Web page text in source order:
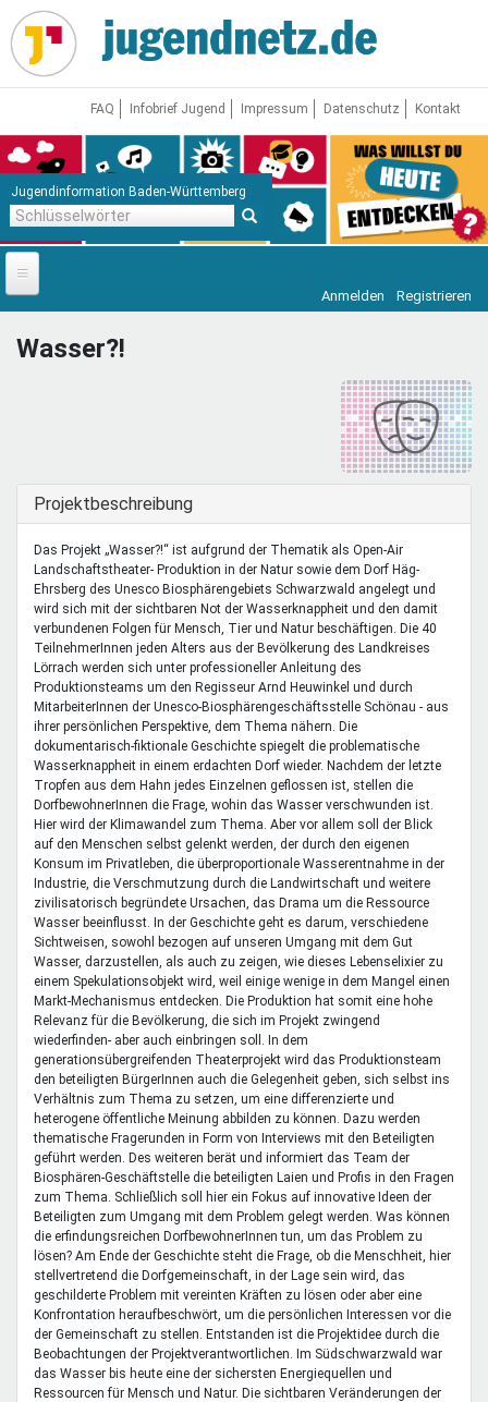
Direkt
zum
Inhalt
FAQ Infobrief Jugend Impressum Datenschutz Kontakt
Jugendinformation Baden-Württemberg
Startseite
News
Mentoren & Projekte
Schule & Beruf
Demokratie & Beteiligung
Anmelden Registrieren
Wasser?!
Ausblenden
Projektbeschreibung
Das Projekt „Wasser?!“ ist aufgrund der Thematik als Open-Air
Landschaftstheater- Produktion in der Natur sowie dem Dorf Häg-
Ehrsberg des Unesco Biosphärengebiets Schwarzwald angelegt und
wird sich mit der sichtbaren Not der Wasserknappheit und den damit
verbundenen Folgen für Mensch, Tier und Natur beschäftigen. Die 40
TeilnehmerInnen jeden Alters aus der Bevölkerung des Landkreises
Lörrach werden sich unter professioneller Anleitung des
Produktionsteams um den Regisseur Arnd Heuwinkel und durch
MitarbeiterInnen der Unesco-Biosphärengeschäftsstelle Schönau - aus
ihrer persönlichen Perspektive, dem Thema nähern. Die
dokumentarisch-fiktionale Geschichte spiegelt die problematische
Wasserknappheit in einem erdachten Dorf wieder. Nachdem der letzte
Tropfen aus dem Hahn jedes Einzelnen geflossen ist, stellen die
DorfbewohnerInnen die Frage, wohin das Wasser verschwunden ist.
Hier wird der Klimawandel zum Thema. Aber vor allem soll der Blick
auf den Menschen selbst gelenkt werden, der durch den eigenen
Konsum im Privatleben, die überproportionale Wasserentnahme in der
Industrie, die Verschmutzung durch die Landwirtschaft und weitere
zivilisatorisch begründete Ursachen, das Drama um die Ressource
Wasser beeinflusst. In der Geschichte geht es darum, verschiedene
Sichtweisen, sowohl bezogen auf unseren Umgang mit dem Gut
Wasser, darzustellen, als auch zu zeigen, wie dieses Lebenselixier zu
einem Spekulationsobjekt wird, weil einige wenige in dem Mangel einen
Markt-Mechanismus entdecken. Die Produktion hat somit eine hohe
Relevanz für die Bevölkerung, die sich im Projekt zwingend
wiederfinden- aber auch einbringen soll. In dem
generationsübergreifenden Theaterprojekt wird das Produktionsteam
den beteiligten BürgerInnen auch die Gelegenheit geben, sich selbst ins
Verhältnis zum Thema zu setzen, um eine differenzierte und
heterogene öffentliche Meinung abbilden zu können. Dazu werden
thematische Fragerunden in Form von Interviews mit den Beteiligten
geführt werden. Des weiteren berät und informiert das Team der
Biosphären-Geschäftstelle die beteiligten Laien und Profis in den Fragen
zum Thema. Schließlich soll hier ein Fokus auf innovative Ideen der
Beteiligten zum Umgang mit dem Problem gelegt werden. Was können
die erfindungsreichen DorfbewohnerInnen tun, um das Problem zu
lösen? Am Ende der Geschichte steht die Frage, ob die Menschheit, hier
stellvertretend die Dorfgemeinschaft, in der Lage sein wird, das
geschilderte Problem mit vereinten Kräften zu lösen oder aber eine
Konfrontation heraufbeschwört, um die persönlichen Interessen vor die
der Gemeinschaft zu stellen. Entstanden ist die Projektidee durch die
Beobachtungen der Projektverantwortlichen. Im Südschwarzwald war
das Wasser bis heute eine der sichersten Energiequellen und
Ressourcen für Mensch und Natur. Die sichtbaren Veränderungen der